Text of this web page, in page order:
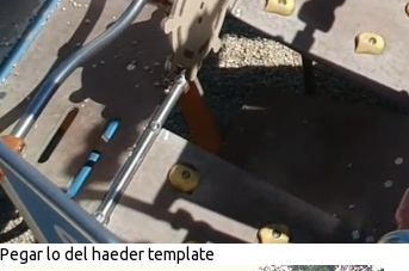
Pegar lo del haeder template